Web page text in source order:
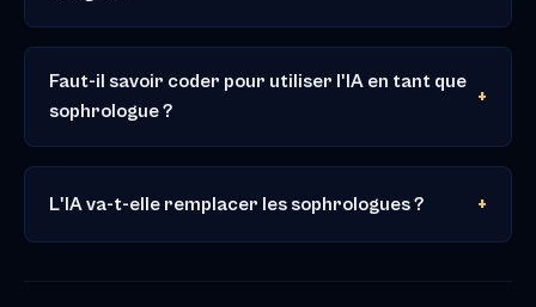
Faut-il savoir coder pour utiliser l'IA en tant que
sophrologue ?
L'IA va-t-elle remplacer les sophrologues ?